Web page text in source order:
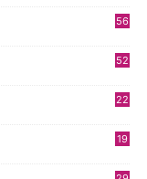
56
52
22
19